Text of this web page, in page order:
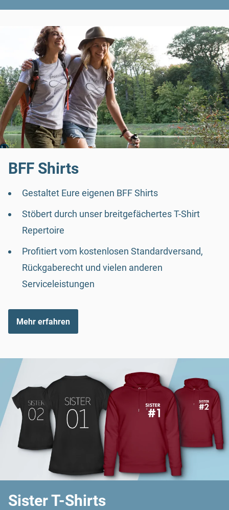
BFF Shirts
Gestaltet Eure eigenen BFF Shirts
Stöbert durch unser breitgefächertes T-Shirt
Repertoire
Profitiert vom kostenlosen Standardversand,
Rückgaberecht und vielen anderen
Serviceleistungen
Mehr erfahren
Sister T-Shirts